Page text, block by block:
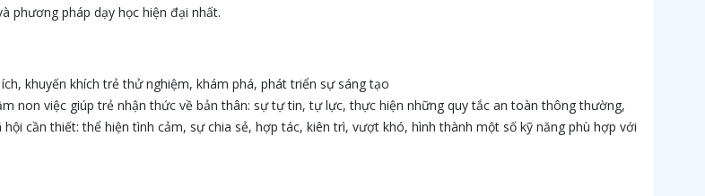
phương pháp dạy học hiện đại nhất.
khuyến khích trẻ thử nghiệm, khám phá, phát triển sự sáng tạo
non việc giúp trẻ nhận thức về bản thân: sự tự tin, tự lực, thực hiện những quy tắc an toàn thông thường,
cần thiết: thể hiện tình cảm, sự chia sẻ, hợp tác, kiên trì, vượt khó, hình thành một số kỹ năng phù hợp với